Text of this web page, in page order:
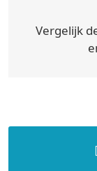
Vergelijk